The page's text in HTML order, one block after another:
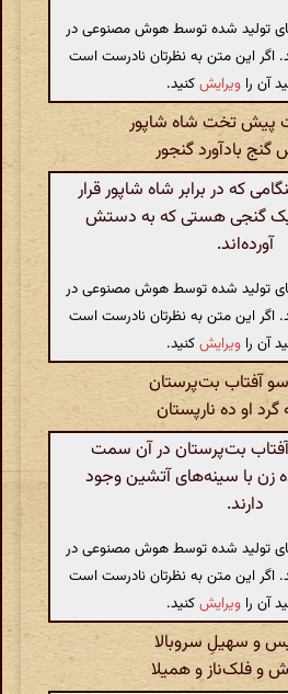
تولید شده توسط هوش مصنوعی در
اگر این متن به نظرتان نادرست است
آن را ویرایشکنید.
پیش تخت شاه شاپور
بادآورد گنجور
که در برابر شاه شاپور قرار
یک گنجی هستی که به دستش
آورده‌اند.
تولید شده توسط هوش مصنوعی در
اگر این متن به نظرتان نادرست است
آن را ویرایشکنید.
آفتاب بت‌پرستان
او ده نار‌پستان
بت‌پرستان در آن سمت
زن با سینه‌های آتشین وجود
دارند.
تولید شده توسط هوش مصنوعی در
اگر این متن به نظرتان نادرست است
آن را ویرایشکنید.
و سهیلِ سروبالا
و فلک‌ناز و همیلا